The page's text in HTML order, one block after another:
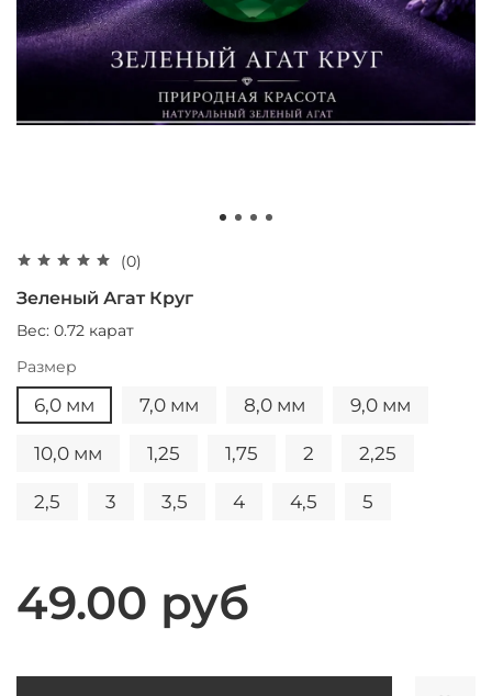
(0)
Зеленый Агат Круг
Вес: 0.72 карат
Размер
6,0 мм 7,0 мм 8,0 мм 9,0 мм
10,0 мм 1,25 1,75 2 2,25
2,5 3 3,5 4 4,5 5
49.00 руб